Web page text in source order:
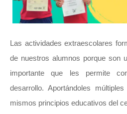
Las actividades extraescolares
de nuestros alumnos porque son
importante que les permite
desarrollo. Aportándoles
mismos principios educativos del